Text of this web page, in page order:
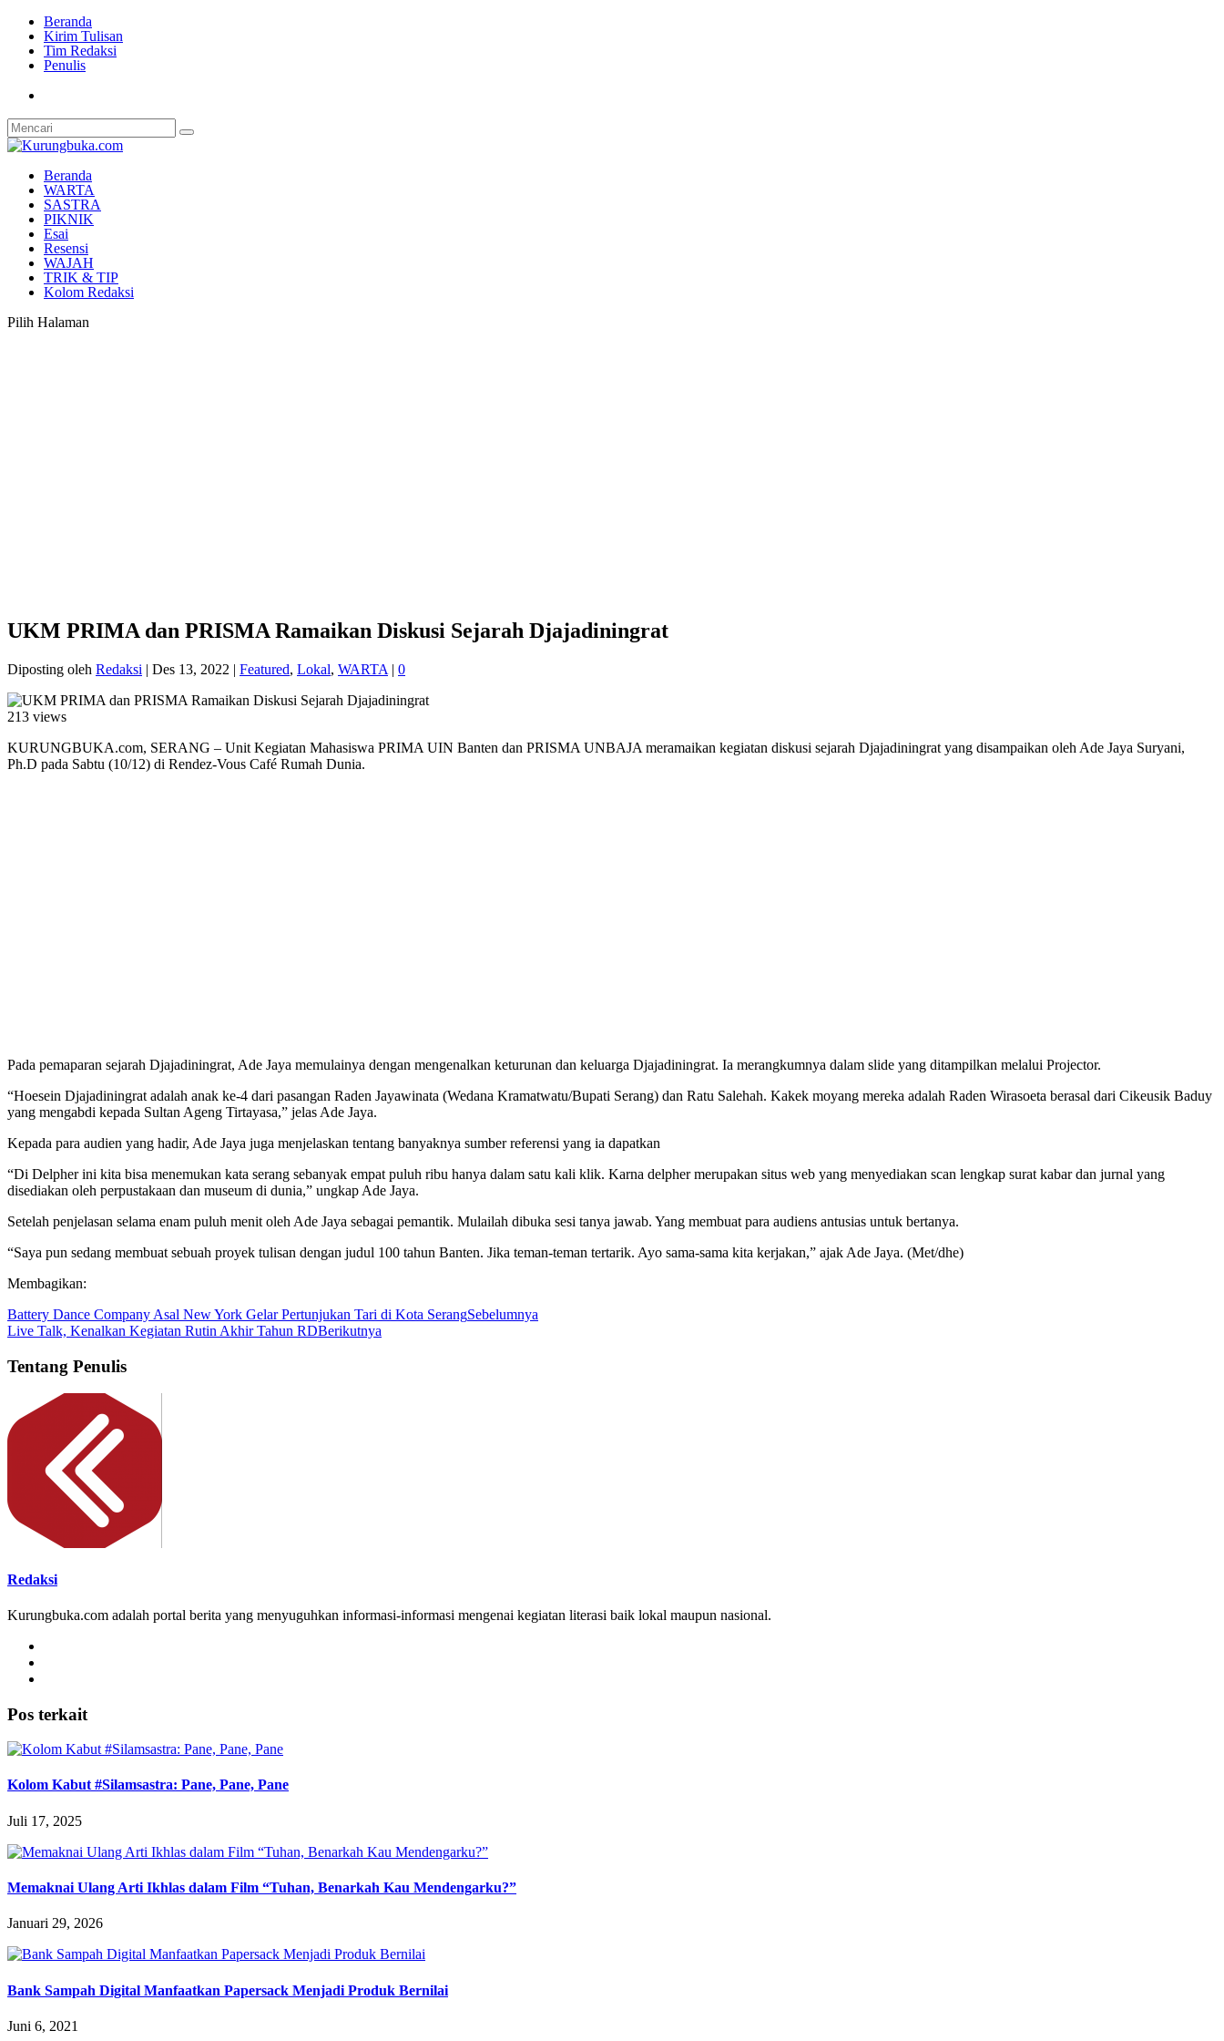
Beranda
Kirim Tulisan
Tim Redaksi
Penulis
Beranda
WARTA
SASTRA
PIKNIK
Esai
Resensi
WAJAH
TRIK & TIP
Kolom Redaksi
Pilih Halaman
UKM PRIMA dan PRISMA Ramaikan Diskusi Sejarah Djajadiningrat
Diposting oleh Redaksi | Des 13, 2022 | Featured, Lokal, WARTA | 0
213 views
KURUNGBUKA.com, SERANG – Unit Kegiatan Mahasiswa PRIMA UIN Banten dan PRISMA UNBAJA meramaikan kegiatan diskusi sejarah Djajadiningrat yang disampaikan oleh Ade Jaya Suryani,
Ph.D pada Sabtu (10/12) di Rendez-Vous Café Rumah Dunia.
Pada pemaparan sejarah Djajadiningrat, Ade Jaya memulainya dengan mengenalkan keturunan dan keluarga Djajadiningrat. Ia merangkumnya dalam slide yang ditampilkan melalui Projector.
“Hoesein Djajadiningrat adalah anak ke-4 dari pasangan Raden Jayawinata (Wedana Kramatwatu/Bupati Serang) dan Ratu Salehah. Kakek moyang mereka adalah Raden Wirasoeta berasal dari Cikeusik Baduy
yang mengabdi kepada Sultan Ageng Tirtayasa,” jelas Ade Jaya.
Kepada para audien yang hadir, Ade Jaya juga menjelaskan tentang banyaknya sumber referensi yang ia dapatkan
“Di Delpher ini kita bisa menemukan kata serang sebanyak empat puluh ribu hanya dalam satu kali klik. Karna delpher merupakan situs web yang menyediakan scan lengkap surat kabar dan jurnal yang
disediakan oleh perpustakaan dan museum di dunia,” ungkap Ade Jaya.
Setelah penjelasan selama enam puluh menit oleh Ade Jaya sebagai pemantik. Mulailah dibuka sesi tanya jawab. Yang membuat para audiens antusias untuk bertanya.
“Saya pun sedang membuat sebuah proyek tulisan dengan judul 100 tahun Banten. Jika teman-teman tertarik. Ayo sama-sama kita kerjakan,” ajak Ade Jaya. (Met/dhe)
Membagikan:
Battery Dance Company Asal New York Gelar Pertunjukan Tari di Kota SerangSebelumnya
Live Talk, Kenalkan Kegiatan Rutin Akhir Tahun RDBerikutnya
Tentang Penulis
Redaksi
Kurungbuka.com adalah portal berita yang menyuguhkan informasi-informasi mengenai kegiatan literasi baik lokal maupun nasional.
Pos terkait
Kolom Kabut #Silamsastra: Pane, Pane, Pane
Juli 17, 2025
Memaknai Ulang Arti Ikhlas dalam Film “Tuhan, Benarkah Kau Mendengarku?”
Januari 29, 2026
Bank Sampah Digital Manfaatkan Papersack Menjadi Produk Bernilai
Juni 6, 2021